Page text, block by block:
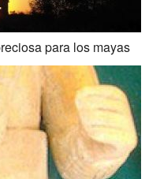
para los mayas